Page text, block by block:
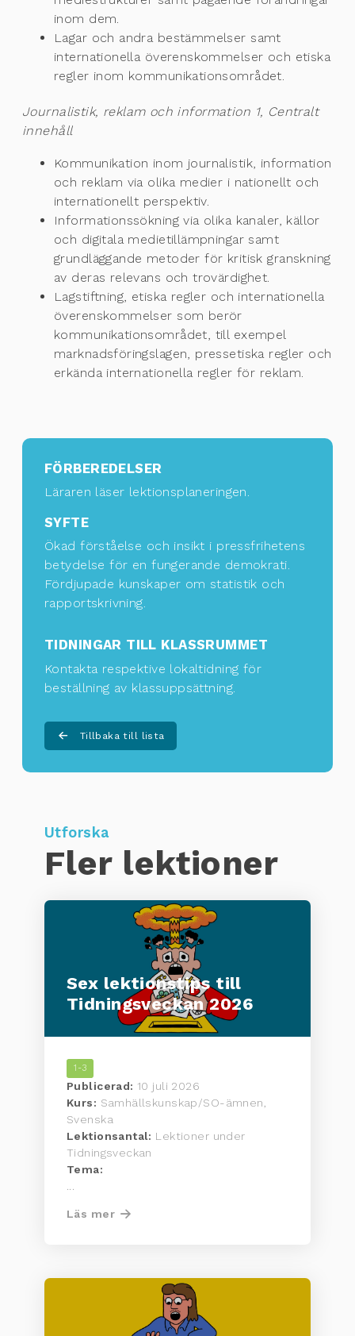
inom dem.
Lagar och andra bestämmelser samt
internationella överenskommelser och etiska
regler inom kommunikationsområdet.
Journalistik, reklam och information 1, Centralt
innehåll
Kommunikation inom journalistik, information
och reklam via olika medier i nationellt och
internationellt perspektiv.
Informationssökning via olika kanaler, källor
och digitala medietillämpningar samt
grundläggande metoder för kritisk granskning
av deras relevans och trovärdighet.
Lagstiftning, etiska regler och internationella
överenskommelser som berör
kommunikationsområdet, till exempel
marknadsföringslagen, pressetiska regler och
erkända internationella regler för reklam.
FÖRBEREDELSER
Läraren läser lektionsplaneringen.
SYFTE
Ökad förståelse och insikt i pressfrihetens
betydelse för en fungerande demokrati.
Fördjupade kunskaper om statistik och
rapportskrivning.
TIDNINGAR TILL KLASSRUMMET
Kontakta respektive lokaltidning för
beställning av klassuppsättning
Tillbaka till lista
Utforska
Fler lektioner
Sex lektionstips till
Tidningsveckan 2026
1-3
Publicerad: 10 juli 2026
Kurs: Samhällskunskap/SO-ämnen,
Svenska
Lektionsantal: Lektioner under
Tidningsveckan
Tema:
...
Läs mer